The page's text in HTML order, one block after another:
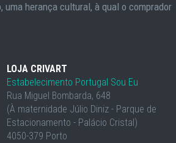
uma herança cultural, à qual o comprador
LOJA CRIVART
Estabelecimento Portugal Sou Eu
Rua Miguel Bombarda, 648
(À maternidade Júlio Diniz - Parque de
Estacionamento - Palácio Cristal)
4050-379 Porto